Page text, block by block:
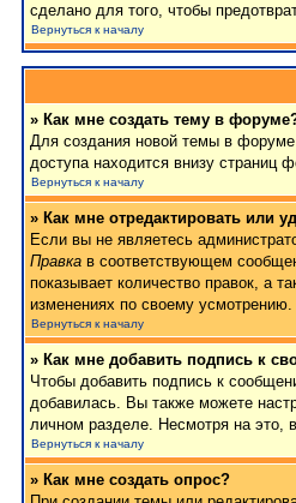
сделано для того, чтобы
Вернуться к началу
» Как мне создать тему в
Для создания новой темы в
доступа находится внизу
Вернуться к началу
» Как мне отредактировать или
Если вы не являетесь
Правка в соответствующем
показывает количество правок, а
изменениях по своему
Вернуться к началу
» Как мне добавить подпись к
Чтобы добавить подпись к
добавилась. Вы также можете
личном разделе. Несмотря на это,
Вернуться к началу
» Как мне создать опрос?